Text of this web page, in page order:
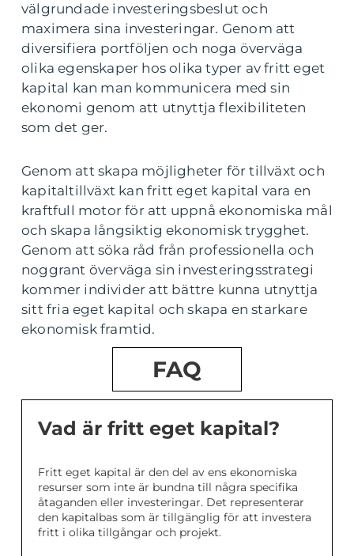
välgrundade investeringsbeslut och
maximera sina investeringar. Genom att
diversifiera portföljen och noga överväga
olika egenskaper hos olika typer av fritt eget
kapital kan man kommunicera med sin
ekonomi genom att utnyttja flexibiliteten
som det ger.
Genom att skapa möjligheter för tillväxt och
kapitaltillväxt kan fritt eget kapital vara en
kraftfull motor för att uppnå ekonomiska mål
och skapa långsiktig ekonomisk trygghet.
Genom att söka råd från professionella och
noggrant överväga sin investeringsstrategi
kommer individer att bättre kunna utnyttja
sitt fria eget kapital och skapa en starkare
ekonomisk framtid.
FAQ
Vad är fritt eget kapital?
Fritt eget kapital är den del av ens ekonomiska
resurser som inte är bundna till några specifika
åtaganden eller investeringar. Det representerar
den kapitalbas som är tillgänglig för att investera
fritt i olika tillgångar och projekt.